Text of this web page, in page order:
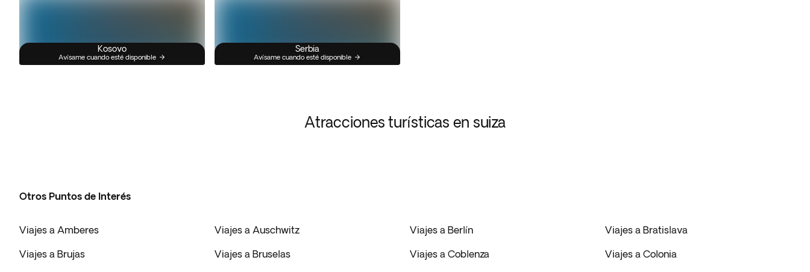
Kosovo
Avísame cuando esté disponible
Serbia
Avísame cuando esté disponible
Atracciones turísticas en suiza
Otros Puntos de Interés
Viajes a Amberes Viajes a Auschwitz Viajes a Berlín Viajes a Bratislava
Viajes a Brujas Viajes a Bruselas Viajes a Coblenza Viajes a Colonia